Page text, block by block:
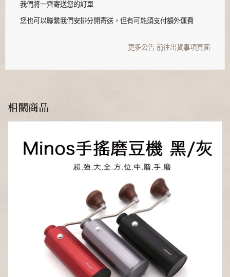
我們將一齊寄送您的訂單
您也可以聯繫我們安排分開寄送，但有可能須支付額外運費
更多公告 前往出貨事項頁面
相關商品